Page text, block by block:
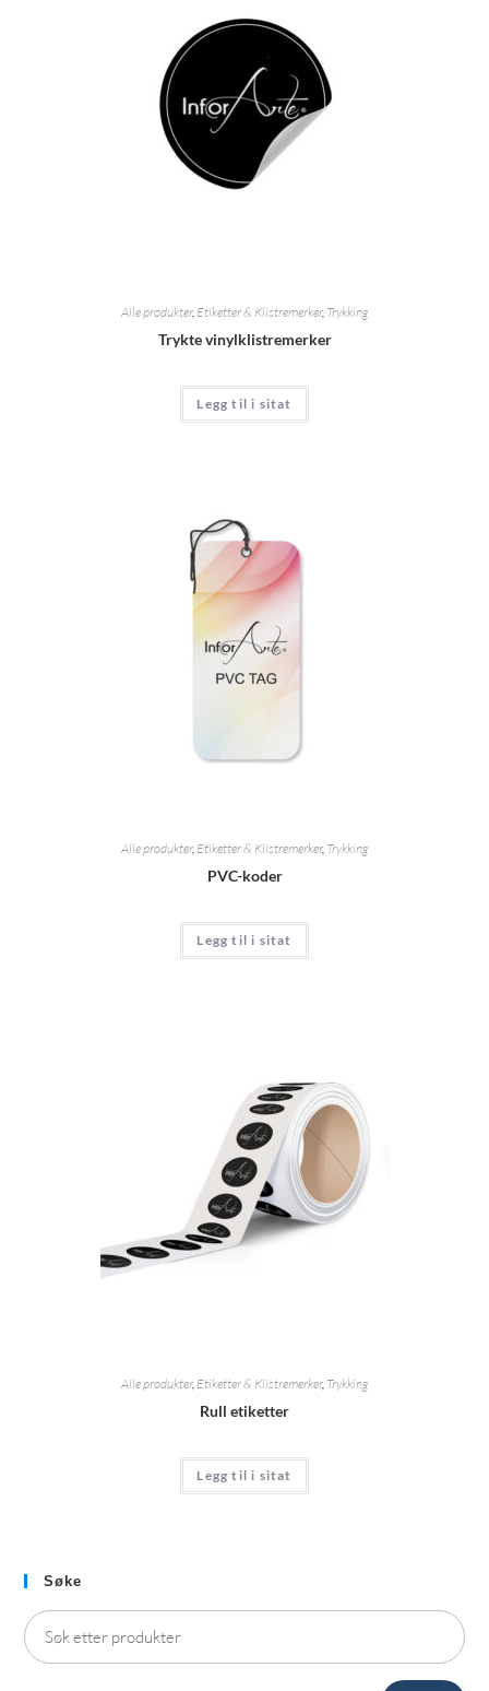
Alle produkter, Etiketter & Klistremerker, Trykking
Trykte vinylklistremerker
Legg til i sitat
Alle produkter, Etiketter & Klistremerker, Trykking
PVC-koder
Legg til i sitat
Alle produkter, Etiketter & Klistremerker, Trykking
Rull etiketter
Legg til i sitat
Søke